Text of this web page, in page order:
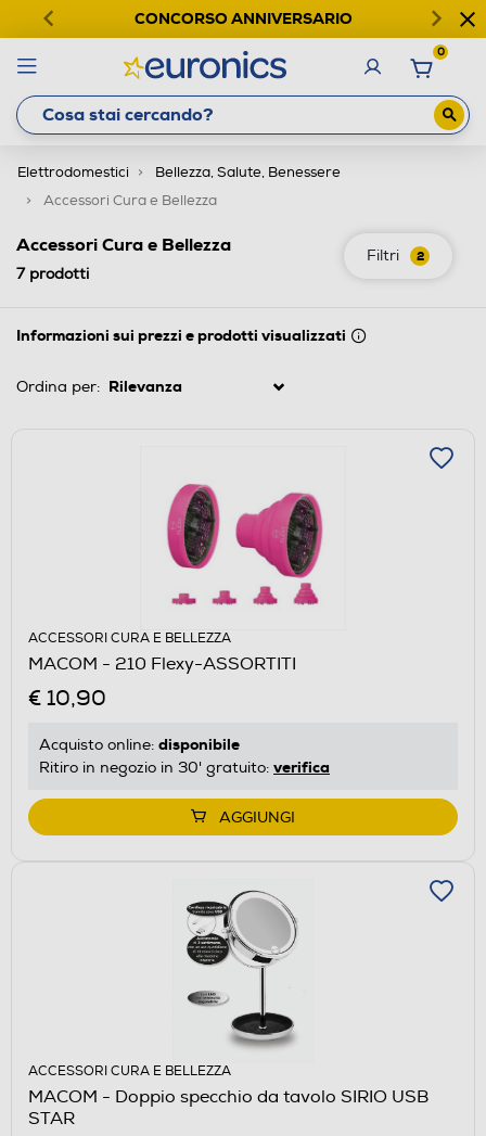
CONCORSO ANNIVERSARIO
0
Elettrodomestici
Bellezza, Salute, Benessere
Accessori Cura e Bellezza
Filtri 2
Accessori Cura e Bellezza
7prodotti
Informazioni sui prezzi e prodotti visualizzati
Ordina per:
ACCESSORI CURA E BELLEZZA
MACOM - 210 Flexy-ASSORTITI
€ 10,90
Acquisto online: disponibile
Ritiro in negozio in 30' gratuito: verifica
AGGIUNGI
ACCESSORI CURA E BELLEZZA
MACOM - Doppio specchio da tavolo SIRIO USB
STAR